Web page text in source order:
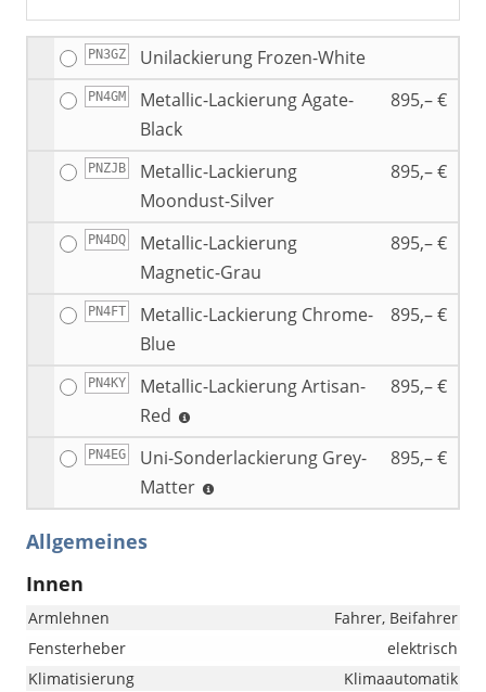
PN3GZ Unilackierung Frozen-White
PN4GM
Metallic-Lackierung Agate-
Black
895,– €
PNZJB
Metallic-Lackierung
Moondust-Silver
895,– €
PN4DQ
Metallic-Lackierung
Magnetic-Grau
895,– €
PN4FT
Metallic-Lackierung Chrome-
Blue
895,– €
PN4KY
Metallic-Lackierung Artisan-
Red
895,– €
PN4EG
Uni-Sonderlackierung Grey-
Matter
895,– €
Allgemeines
Innen
Armlehnen
Fahrer, Beifahrer
Fensterheber
elektrisch
Klimatisierung
Klimaautomatik